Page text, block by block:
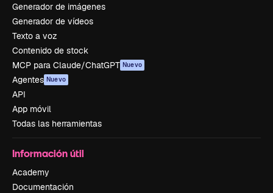
Generador de imágenes
Generador de vídeos
Texto a voz
Contenido de stock
MCP para Claude/ChatGPT Nuevo
Agentes Nuevo
API
App móvil
Todas las herramientas
Información útil
Academy
Documentación